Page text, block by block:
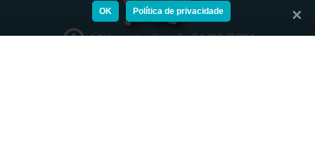
OK Política de privacidade Fechar
Última atualização 06/08/2026